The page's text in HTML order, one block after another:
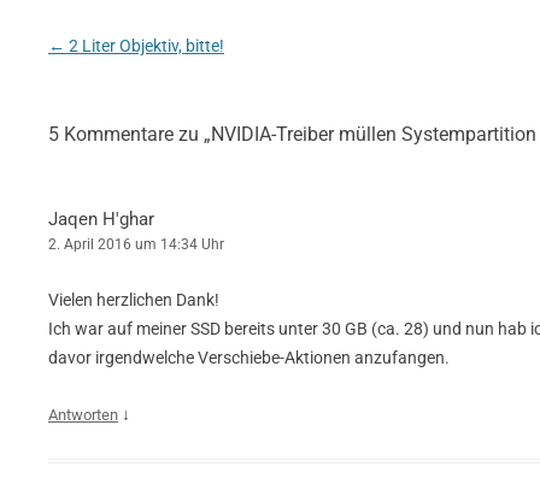
Beitragsnavigation
← 2 Liter Objektiv, bitte!
5 Kommentare zu „NVIDIA-Treiber müllen
Jaqen H'ghar
2. April 2016 um 14:34 Uhr
Vielen herzlichen Dank!
Ich war auf meiner SSD bereits unter 30 GB (ca. 28) und nun hab
davor irgendwelche Verschiebe-Aktionen anzufangen.
Antworten ↓